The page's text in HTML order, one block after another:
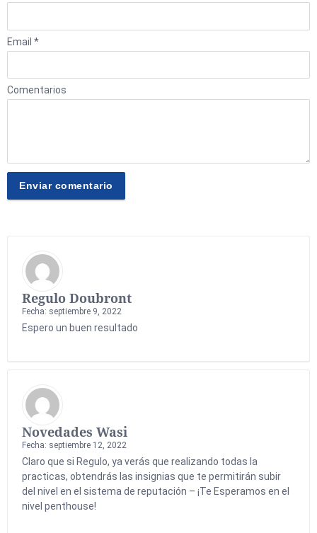
Email *
Comentarios
Regulo Doubront
Fecha: septiembre 9, 2022
Espero un buen resultado
Novedades Wasi
Fecha: septiembre 12, 2022
Claro que si Regulo, ya verás que realizando todas la
practicas, obtendrás las insignias que te permitirán subir
del nivel en el sistema de reputación – ¡Te Esperamos en el
nivel penthouse!